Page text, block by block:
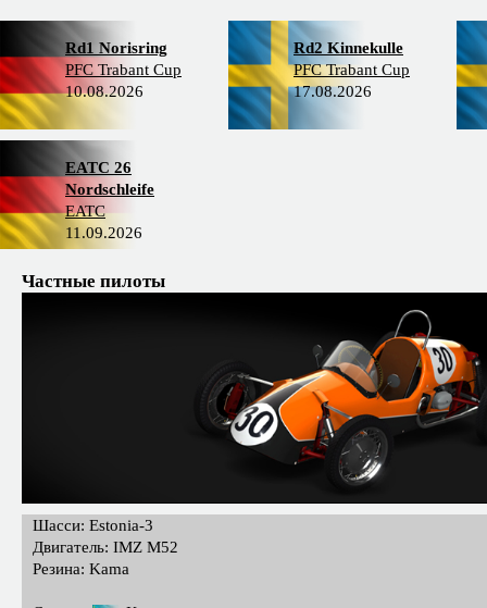
Rd1 Norisring
PFC Trabant Cup
10.08.2026
Rd2 Kinnekulle
PFC Trabant Cup
17.08.2026
EATC 26
Nordschleife
EATC
11.09.2026
Частные пилоты
Шасси: Estonia-3
Двигатель: IMZ M52
Резина: Kama